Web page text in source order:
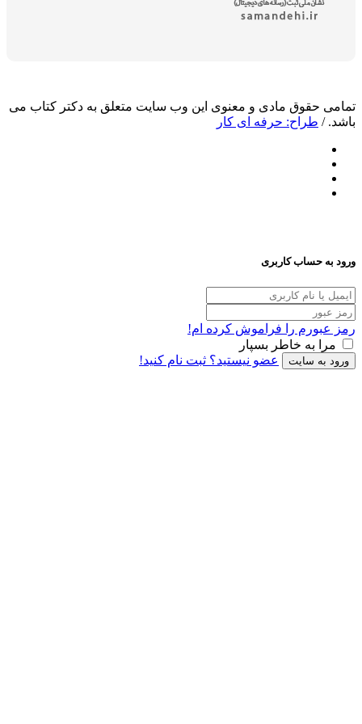
مادی و معنوی این وب سایت متعلق به دکتر کتاب می
حرفه ای کار
کاربری
را فراموش کرده ام!
خاطر بسپار
عضو نیستید؟ ثبت نام کنید!